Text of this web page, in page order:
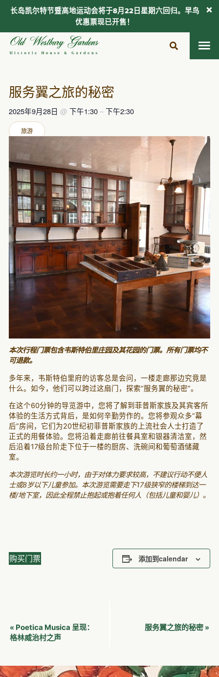
服务翼之旅的秘密
2025年9月28日 @ 下午1:30–下午2:30
旅游
本次行程门票包含韦斯特伯里庄园及其花园的门票。所有门票均不
可退款。
多年来，韦斯特伯里府的访客总是会问，一楼走廊那边究竟是
什么。如今，他们可以跨过这扇门，探索“服务翼的秘密”。
在这个60分钟的导览游中，您将了解到菲普斯家族及其宾客所
体验的生活方式背后，是如何辛勤劳作的。您将参观众多“幕
后”房间，它们为20世纪初菲普斯家族的上流社会人士打造了
正式的用餐体验。您将沿着走廊前往餐具室和银器清洁室，然
后沿着17级台阶走下位于一楼的厨房、洗碗间和葡萄酒储藏
室。
本次游览时长约一小时，由于对体力要求较高，不建议行动不便人
士或8岁以下儿童参加。本次游览需要走下17级狭窄的楼梯到达一
楼/地下室，因此全程禁止抱起或抱着任何人（包括儿童和婴儿）。
购买门票 添加到calendar
活
动
航
« Poetica Musica 呈现：
格林威治村之声
服务翼之旅的秘密 »
长岛凯尔特节暨高地运动会将于8月22日星期六回归。早鸟
优惠票现已开售！